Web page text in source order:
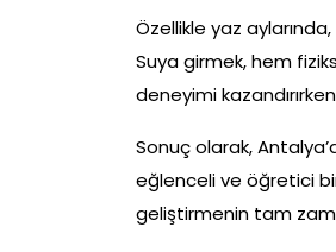
Özellikle yaz
Suya girmek, hem
deneyimi
Sonuç olarak,
eğlenceli ve öğretici
geliştirmenin tam